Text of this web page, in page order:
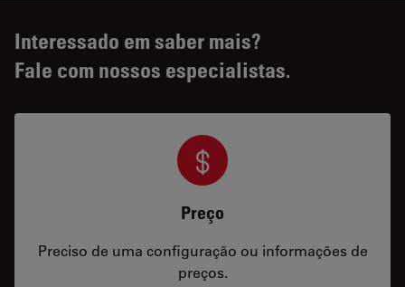
Interessado em saber mais?
Fale com nossos especialistas.
Preço
Preciso de uma configuração ou informações de
preços.